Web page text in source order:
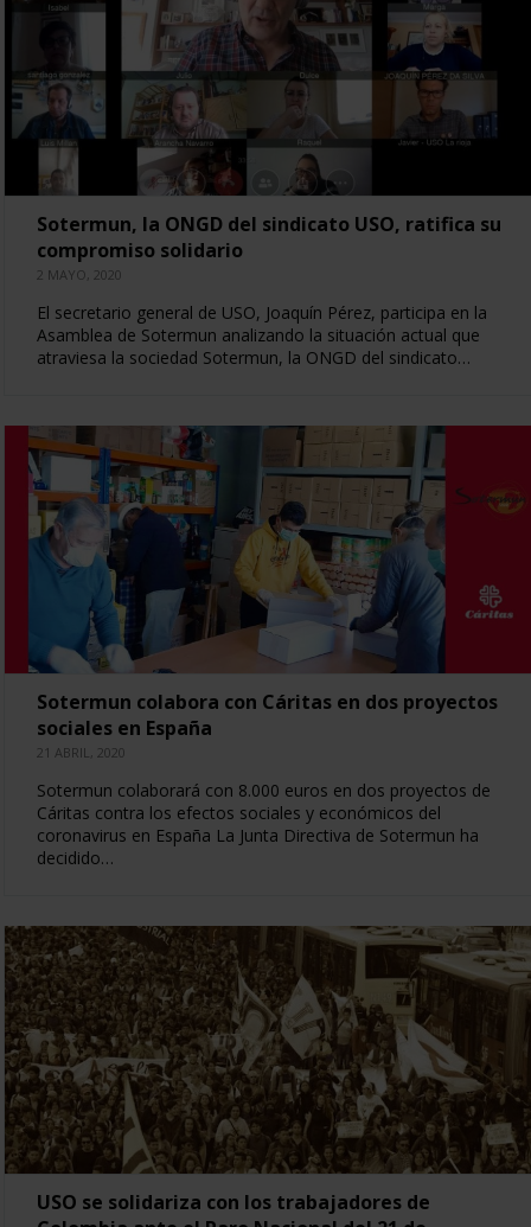
Sotermun, la ONGD del sindicato USO, ratifica su
compromiso solidario
2 MAYO, 2020
El secretario general de USO, Joaquín Pérez, participa en la
Asamblea de Sotermun analizando la situación actual que
atraviesa la sociedad Sotermun, la ONGD del sindicato…
Sotermun colabora con Cáritas en dos proyectos
sociales en España
21 ABRIL, 2020
Sotermun colaborará con 8.000 euros en dos proyectos de
Cáritas contra los efectos sociales y económicos del
coronavirus en España La Junta Directiva de Sotermun ha
decidido…
USO se solidariza con los trabajadores de